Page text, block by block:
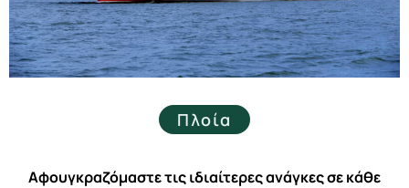
Πλοία
Αφουγκραζόμαστε τις ιδιαίτερες ανάγκες σε κάθε